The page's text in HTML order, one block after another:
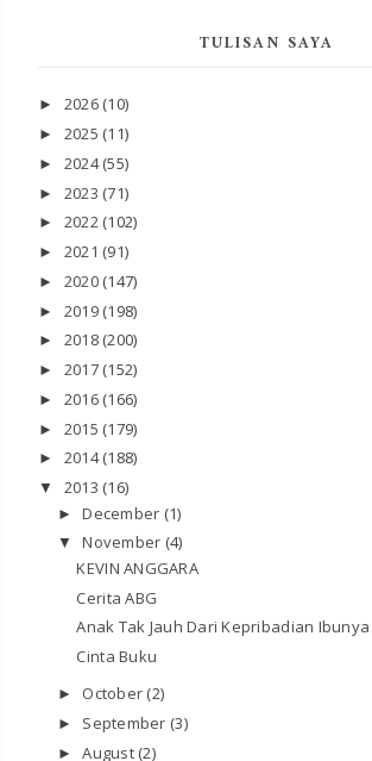
TULISAN SAYA
► 2026 (10)
► 2025 (11)
► 2024(55)
► 2023 (71)
► 2022 (102)
► 2021 (91)
► 2020 (147)
► 2019 (198)
► 2018 (200)
► 2017 (152)
► 2016 (166)
► 2015 (179)
► 2014(188)
▼ 2013 (16)
►December (1)
▼November (4)
KEVIN ANGGARA
Cerita ABG
Anak Tak Jauh Dari Kepribadian Ibunya
Cinta Buku
► October (2)
► September (3)
►August (2)